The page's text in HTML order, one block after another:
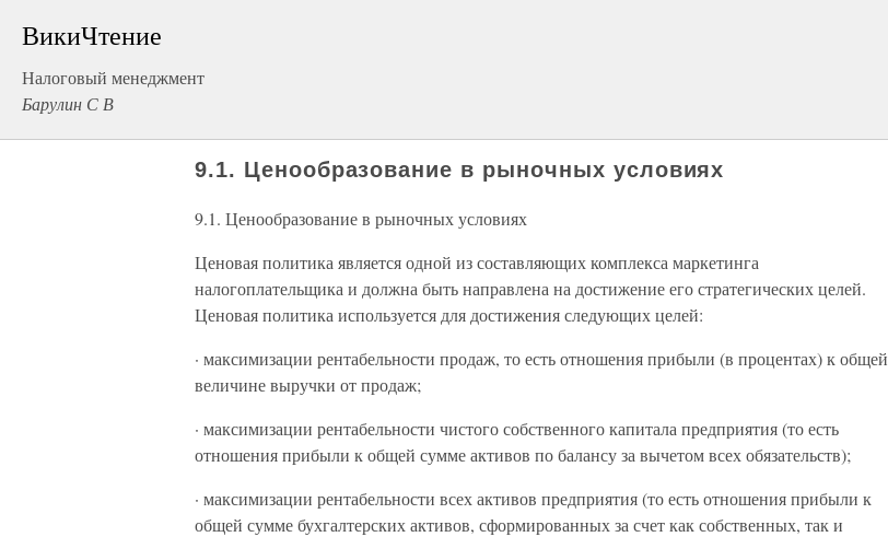
ВикиЧтение
Налоговый менеджмент
Барулин С В
9.1. Ценообразование в рыночных условиях
9.1. Ценообразование в рыночных условиях
Ценовая политика является одной из составляющих комплекса маркетинга
налогоплательщика и должна быть направлена на достижение его стратегических целей.
Ценовая политика используется для достижения следующих целей:
· максимизации рентабельности продаж, то есть отношения прибыли (в процентах) к общей
величине выручки от продаж;
· максимизации рентабельности чистого собственного капитала предприятия (то есть
отношения прибыли к общей сумме активов по балансу за вычетом всех обязательств);
· максимизации рентабельности всех активов предприятия (то есть отношения прибыли к
общей сумме бухгалтерских активов, сформированных за счет как собственных, так и